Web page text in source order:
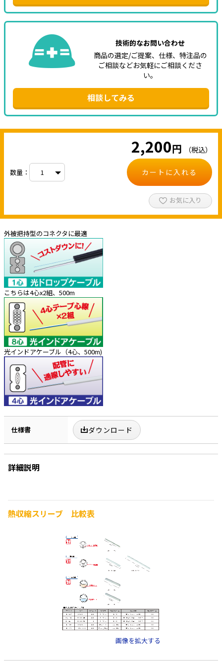
技術的なお問い合わせ
商品の選定/ご提案、仕様、特注品の
ご相談などお気軽にご相談くださ
い。
相談してみる
2,200円 （税込）
数量： カートに入れる
お気に入り
外被把持型のコネクタに最適
こちらは4心x2組、500m
光インドアケーブル（4心、500m)
仕様書 ダウンロード
詳細説明
熱収縮スリーブ 比較表
画像を拡大する